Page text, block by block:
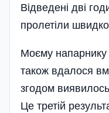
Відведені дві
пролетіли
Моєму
також вдалося
згодом
Це третій